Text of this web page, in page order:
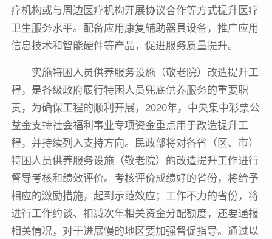
疗机构或与周边医疗机构开展协议合作等方式提升医疗
卫生服务水平。配备应用康复辅助器具设备，推广应用
信息技术和智能硬件等产品，促进服务质量提升。
实施特困人员供养服务设施（敬老院）改造提升工
程，是各级政府履行特困人员兜底供养服务的重要职
责，为确保工程的顺利开展，2020年，中央集中彩票公
益金支持社会福利事业专项资金重点用于改造提升工
程，并持续列入支持方向。民政部将对各省（区、市）
特困人员供养服务设施（敬老院）的改造提升工作进行
督导考核和绩效评价。考核评价成绩好的省份，将给予
相应的激励措施，起到示范效应；工作不力的省份，将
进行工作约谈、扣减次年相关资金分配额度，还要通报
相关情况，对于进展慢的地区要加强督促指导。通过以